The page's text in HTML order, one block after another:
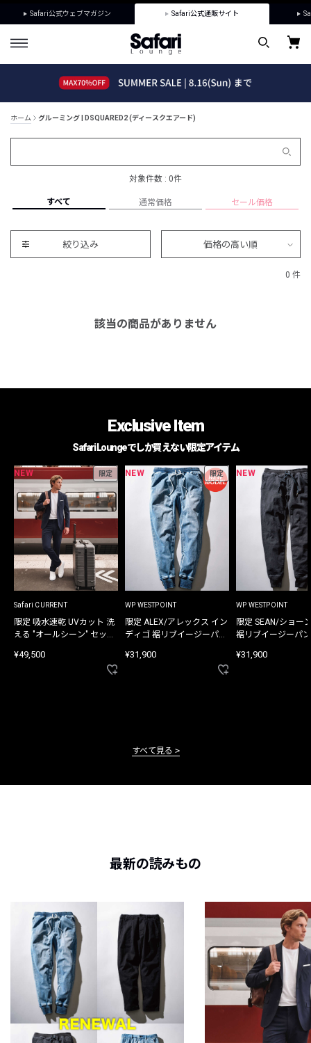
Safari公式ウェブマガジン Safari公式通販サイト
ホーム グルーミング | DSQUARED2 (ディースクエアード)
対象件数 : 0件
すべて 通常価格 セール価格
絞り込み 価格の高い順
0 件
該当の商品がありません
Exclusive Item
Safari Loungeでしか買えない限定アイテム
NEW 限定
Safari CURRENT
限定 吸水速乾 UVカット 洗
える "オールシーン" セット
¥49,500
NEW 限定
WP WESTPOINT
限定 ALEX/アレックス イン
ディゴ 裾リブイージーパン
¥31,900
NEW
WP WESTPOINT
限定 SEAN/ショー
裾リブイージーパ
¥31,900
すべて見る
最新の読みもの